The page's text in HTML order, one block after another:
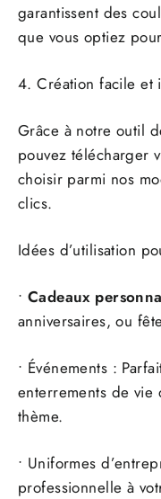
garantissent des
que vous optiez
4. Création facile et
Grâce à notre outil
pouvez télécharger
choisir parmi nos
clics.
Idées d’utilisation
• Cadeaux
anniversaires, ou
• Événements :
enterrements de vie
thème.
• Uniformes
professionnelle à